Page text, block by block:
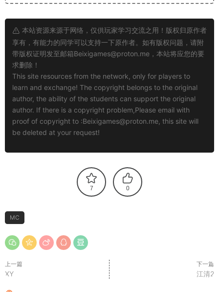
本站资源来源于网络，仅供玩家学习交流之用！版权归原作者
享有，有能力的同学可以支持一下原作者。如有版权问题，请附
带版权证明发至邮箱Beixigames@proton.me ，本站将应您的要
求删除！
This site resources from the network, only for players to
learn and exchange! The copyright belongs to the original
author, the ability of the students can support the original
author. If there is a copyright problem,Please email with
proof of copyright to :Beixigames@proton.me, this site will
be deleted at your request!
7 0
MC
上一篇
XY
下一篇
江清2